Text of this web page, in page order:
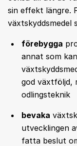
sin effekt längre.
växtskyddsmedel
förebygga
annat som
god växtföljd,
odlingsteknik
bevaka
utvecklingen
fatta beslut